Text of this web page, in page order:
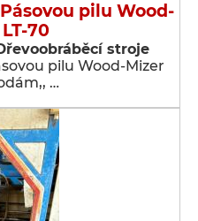
pilu Wood-
70
stroje
pilu Wood-Mizer
…